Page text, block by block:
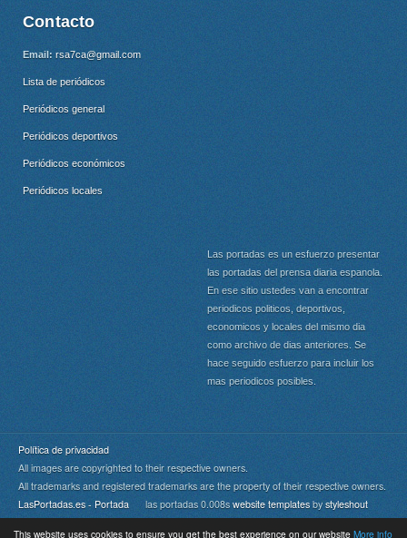
This website uses cookies to ensure you get the best experience on our website More info
Contacto
Email: rsa7ca@gmail.com
Lista de periódicos
Periódicos general
Periódicos deportivos
Periódicos económicos
Periódicos locales
Las portadas es un esfuerzo presentar
las portadas del prensa diaria espanola.
En ese sitio ustedes van a encontrar
periodicos politicos, deportivos,
economicos y locales del mismo dia
como archivo de dias anteriores. Se
hace seguido esfuerzo para incluir los
mas periodicos posibles.
Política de privacidad
All images are copyrighted to their respective owners.
All trademarks and registered trademarks are the property of their respective owners.
LasPortadas.es - Portada las portadas 0.008s website templates by styleshout